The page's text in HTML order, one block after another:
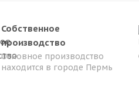
Собственное
производство
Основное производство
находится в городе Пермь